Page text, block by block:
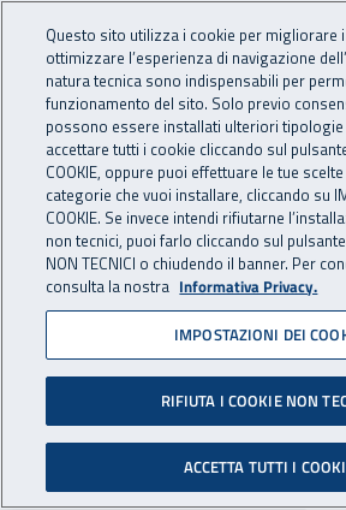
INAIL - Istituto
Navigazione
Navigazione - Ti trovi in:
Home Inail comunica Avvisi
Dr Veneto:
uffici per la
Santo Patrono
Nella giornata del 21
chiusi gli uffici della Direzione
Direzione territoriale di
Questo sito utilizza i cookie per migliorare
ottimizzare l’esperienza di navigazione
natura tecnica sono indispensabili per
funzionamento del sito. Solo previo
possono essere installati ulteriori tipologie
accettare tutti i cookie cliccando sul pulsante
COOKIE, oppure puoi effettuare le tue
categorie che vuoi installare, cliccando su
COOKIE. Se invece intendi rifiutarne
non tecnici, puoi farlo cliccando sul pulsante
NON TECNICI o chiudendo il banner. Per
consulta la nostra Informativa Privacy.
IMPOSTAZIONI DEI
RIFIUTA I COOKIE NON
ACCETTA TUTTI I